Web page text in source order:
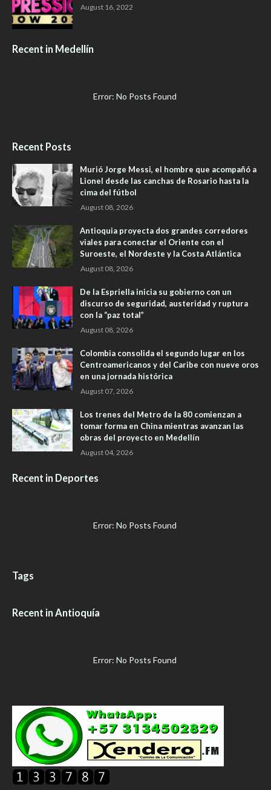
August 16, 2022
Recent in Medellín
Error: No Posts Found
Recent Posts
Murió Jorge Messi, el hombre que acompañó a
Lionel desde las canchas de Rosario hasta la
cima del fútbol
August 08, 2026
Antioquia proyecta dos grandes corredores
viales para conectar el Oriente con el
Suroeste, el Nordeste y la Costa Atlántica
August 08, 2026
De la Espriella inicia su gobierno con un
discurso de seguridad, austeridad y ruptura
con la “paz total”
August 08, 2026
Colombia consolida el segundo lugar en los
Centroamericanos y del Caribe con nueve oros
en una jornada histórica
August 07, 2026
Los trenes del Metro de la 80 comienzan a
tomar forma en China mientras avanzan las
obras del proyecto en Medellín
August 04, 2026
Recent in Deportes
Error: No Posts Found
Tags
Recent in Antioquía
Error: No Posts Found